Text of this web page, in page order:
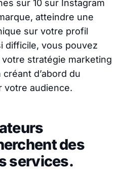
sur 10 sur Instagram
atteindre une
sur votre profil
difficile, vous pouvez
stratégie marketing
d’abord du
votre audience.
des
services.